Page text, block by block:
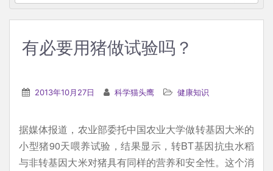
索：
有必要用猪做试验吗？
2013年10月27日 科学猫头鹰 健康知识
据媒体报道，农业部委托中国农业大学做转基因大米的
小型猪90天喂养试验，结果显示，转BT基因抗虫水稻
与非转基因大米对猪具有同样的营养和安全性。这个消